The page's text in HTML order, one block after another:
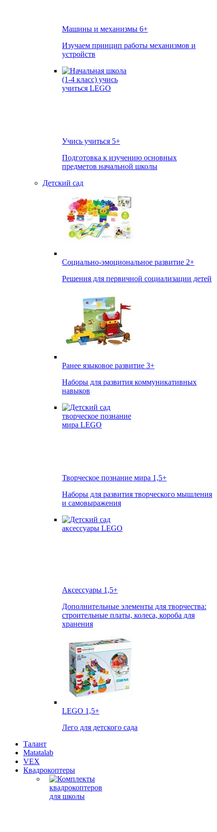
Машины и механизмы 6+
Изучаем принцип работы механизмов и
устройств
Учись учиться 5+
Подготовка к изучению основных
предметов начальной школы
Детский сад
Социально-эмоциональное развитие 2+
Решения для первичной социализации детей
Ранее языковое развитие 3+
Наборы для развития коммуникативных
навыков
Творческое познание мира 1,5+
Наборы для развития творческого мышления
и самовыражения
Аксессуары 1,5+
Дополнительные элементы для творчества:
строительные платы, колеса, короба для
хранения
LEGO 1,5+
Лего для детского сада
Талант
Matatalab
VEX
Квадрокоптеры